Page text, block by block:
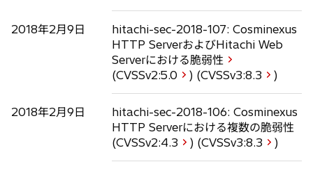
2018年2月9日
hitachi-sec-2018-107: Cosminexus
HTTP ServerおよびHitachi Web
Serverにおける脆弱性
(CVSSv2:5.0 ) (CVSSv3:8.3 )
2018年2月9日
hitachi-sec-2018-106: Cosminexus
HTTP Serverにおける複数の脆弱性
(CVSSv2:4.3 ) (CVSSv3:8.3 )